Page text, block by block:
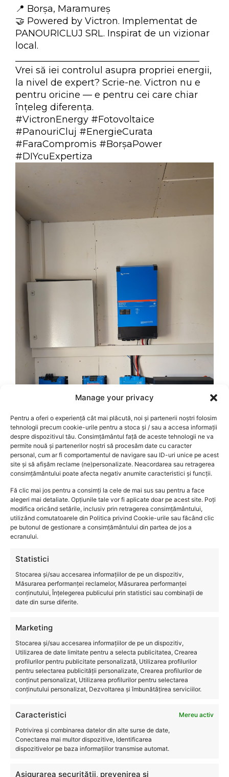
Manage your privacy
Pentru a oferi o experiență cât mai plăcută, noi și partenerii noștri folosim
tehnologii precum cookie-urile pentru a stoca și / sau a accesa informații
despre dispozitivul tău. Consimțământul față de aceste tehnologii ne va
permite nouă și partenerilor noștri să procesăm date cu caracter
personal, cum ar fi comportamentul de navigare sau ID-uri unice pe acest
site și să afișăm reclame (ne)personalizate. Neacordarea sau retragerea
consimțământului poate afecta negativ anumite caracteristici și funcții.
Fă clic mai jos pentru a consimți la cele de mai sus sau pentru a face
alegeri mai detaliate. Opțiunile tale vor fi aplicate doar pe acest site. Poți
modifica oricând setările, inclusiv prin retragerea consimțământului,
utilizând comutatoarele din Politica privind Cookie-urile sau făcând clic
pe butonul de gestionare a consimțământului din partea de jos a
ecranului.
Statistici
Stocarea și/sau accesarea informațiilor de pe un dispozitiv,
Măsurarea performanței reclamelor, Măsurarea performanței
conținutului, Înțelegerea publicului prin statistici sau combinații de
date din surse diferite.
Marketing
Stocarea și/sau accesarea informațiilor de pe un dispozitiv,
Utilizarea de date limitate pentru a selecta publicitatea, Crearea
profilurilor pentru publicitate personalizată, Utilizarea profilurilor
pentru selectarea publicității personalizate, Crearea profilurilor de
conținut personalizat, Utilizarea profilurilor pentru selectarea
conținutului personalizat, Dezvoltarea și îmbunătățirea serviciilor.
Caracteristici
Mereu activ
Potrivirea și combinarea datelor din alte surse de date,
Conectarea mai multor dispozitive, Identificarea
dispozitivelor pe baza informațiilor transmise automat.
Asigurarea securității, prevenirea și
📍 Borșa, Maramureș
🤝 Powered by Victron. Implementat de
PANOURICLUJ SRL. Inspirat de un vizionar
local.
Vrei să iei controlul asupra propriei energii,
la nivel de expert? Scrie-ne. Victron nu e
pentru oricine — e pentru cei care chiar
înțeleg diferența.
#VictronEnergy #Fotovoltaice
#PanouriCluj #EnergieCurata
#FaraCompromis #BorșaPower
#DIYcuExpertiza
Victron Energy – PanouriCluj SRL
Victron Energy – PanouriCluj SRL